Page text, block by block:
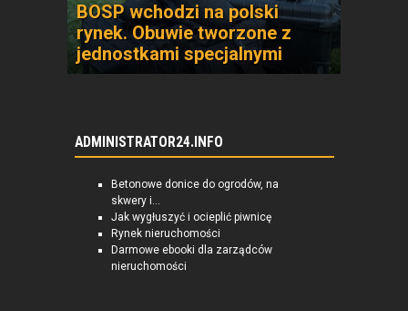
BOSP wchodzi na polski
rynek. Obuwie tworzone z
jednostkami specjalnymi
ADMINISTRATOR24.INFO
Betonowe donice do ogrodów, na
skwery i...
Jak wygłuszyć i ocieplić piwnicę
Rynek nieruchomości
Darmowe ebooki dla zarządców
nieruchomości